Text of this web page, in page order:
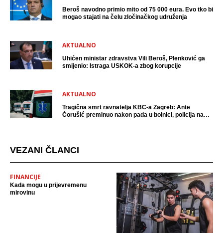
Beroš navodno primio mito od 75 000 eura. Evo tko bi
mogao stajati na čelu zločinačkog udruženja
AKTUALNO
Uhićen ministar zdravstva Vili Beroš, Plenković ga
smijenio: Istraga USKOK-a zbog korupcije
AKTUALNO
Tragična smrt ravnatelja KBC-a Zagreb: Ante
Ćorušić preminuo nakon pada u bolnici, policija na
VEZANI ČLANCI
FINANCIJE
Kada mogu u prijevremenu
mirovinu